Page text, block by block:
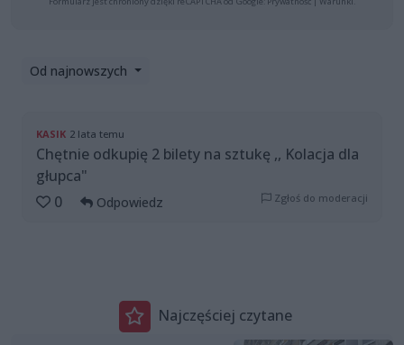
Od najnowszych
KASIK 2 lata temu
Chętnie odkupię 2 bilety na sztukę ,, Kolacja dla
głupca"
0
Odpowiedz Zgłoś do moderacji
Najczęściej czytane